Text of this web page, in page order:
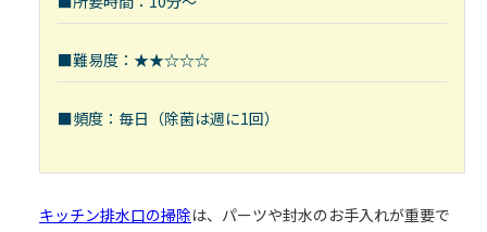
■難易度：★★☆☆☆
■頻度：毎日（除菌は週に1回）
キッチン排水口の掃除は、パーツや封水のお手入れが重要で